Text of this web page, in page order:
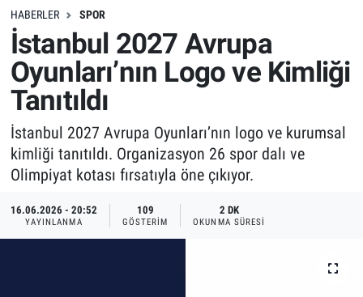
HABERLER SPOR
İstanbul 2027 Avrupa
Oyunları’nın Logo ve Kimliği
Tanıtıldı
İstanbul 2027 Avrupa Oyunları’nın logo ve kurumsal
kimliği tanıtıldı. Organizasyon 26 spor dalı ve
Olimpiyat kotası fırsatıyla öne çıkıyor.
16.06.2026 - 20:52
YAYINLANMA
109
GÖSTERIM
2 DK
OKUNMA SÜRESI